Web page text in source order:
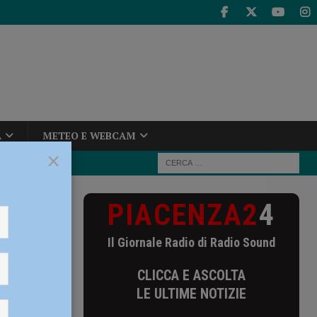
METEO E WEBCAM
PIACENZA24
Il Giornale Radio di Radio Sound
CLICCA E ASCOLTA
LE ULTIME NOTIZIE
×